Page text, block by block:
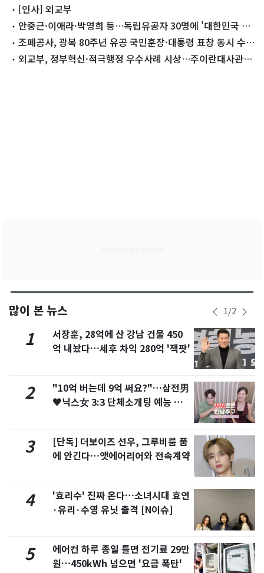
[인사] 외교부
안중근·이애라·박영희 등…독립유공자 30명에 '대한민국 명
예여권'
조폐공사, 광복 80주년 유공 국민훈장·대통령 표창 동시 수
상 외교부, 정부혁신·적극행정 우수사례 시상…주이란대사관
많이 본 뉴스 1/2
1
서장훈, 28억에 산 강남 건물 450
억 내놨다…세후 차익 280억 '잭팟'
2
"10억 버는데 9억 써요?"…삼전男
♥닉스女 3:3 단체소개팅 예능 화
3
[단독] 더보이즈 선우, 그루비룸 품
에 안긴다…앳에어리어와 전속계약
4
'효리수' 진짜 온다…소녀시대 효연
·유리·수영 유닛 출격 [N이슈]
5
에어컨 하루 종일 틀면 전기료 29만
원…450kWh 넘으면 '요금 폭탄'